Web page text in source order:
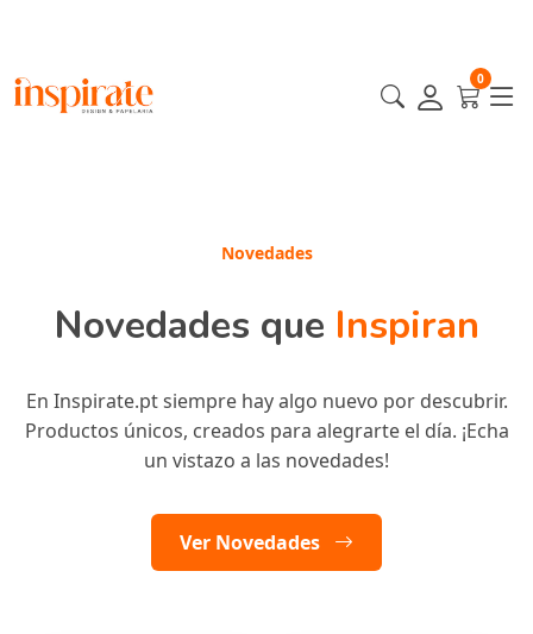
0
Novedades
Novedades que Inspiran
En Inspirate.pt siempre hay algo nuevo por descubrir.
Productos únicos, creados para alegrarte el día. ¡Echa
un vistazo a las novedades!
Ver Novedades
Destacados
Productos enDestaque
¡Nuestros productos más increíbles están aquí para ti!
Seleccionados cuidadosamente para inspirar tu estilo y
mejorar tu experiencia. ¡Descubre los favoritos de
Ver destacados